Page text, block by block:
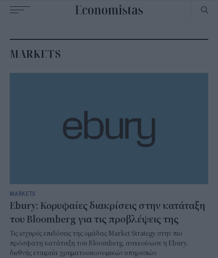
navigation
MARKETS
MARKETS
Ebury: Κορυφαίες διακρίσεις στην κατάταξη
του Bloomberg για τις προβλέψεις της
Τις ισχυρές επιδόσεις της ομάδας Market Strategy στην πιο
πρόσφατη κατάταξη του Bloomberg, ανακοίνωσε η Ebury,
διεθνής εταιρεία χρηματοοικονομικών υπηρεσιών.